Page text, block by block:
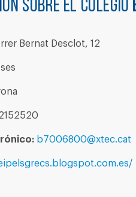
sobre el colegio
Bernat Desclot, 12
b7006800@xtec.cat